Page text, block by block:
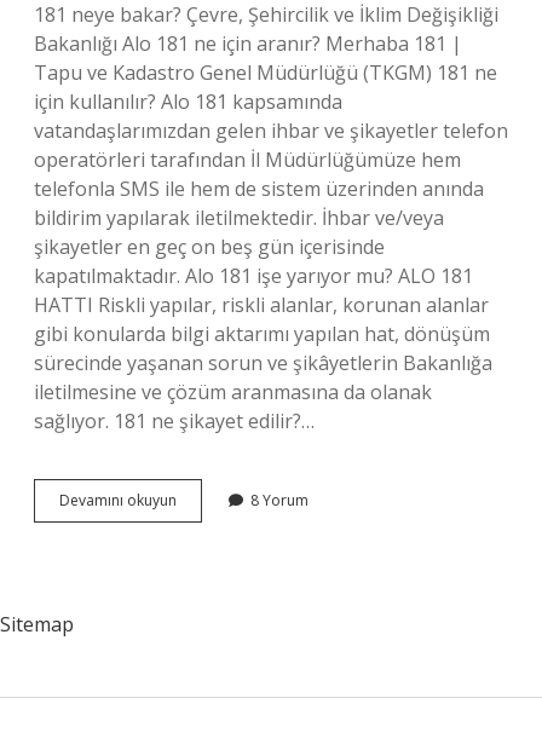
181 neye bakar? Çevre, Şehircilik ve İklim Değişikliği
Bakanlığı Alo 181 ne için aranır? Merhaba 181 |
Tapu ve Kadastro Genel Müdürlüğü (TKGM) 181 ne
için kullanılır? Alo 181 kapsamında
vatandaşlarımızdan gelen ihbar ve şikayetler telefon
operatörleri tarafından İl Müdürlüğümüze hem
telefonla SMS ile hem de sistem üzerinden anında
bildirim yapılarak iletilmektedir. İhbar ve/veya
şikayetler en geç on beş gün içerisinde
kapatılmaktadır. Alo 181 işe yarıyor mu? ALO 181
HATTI Riskli yapılar, riskli alanlar, korunan alanlar
gibi konularda bilgi aktarımı yapılan hat, dönüşüm
sürecinde yaşanan sorun ve şikâyetlerin Bakanlığa
iletilmesine ve çözüm aranmasına da olanak
sağlıyor. 181 ne şikayet edilir?…
Devamını okuyun
Numara
8 Yorum
Sitemap